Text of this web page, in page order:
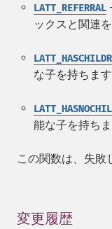
LATT_REFERRAL
ックスと関連を
な子を持ちます
能な子を持ちま
この関数は、失敗
変更履歴